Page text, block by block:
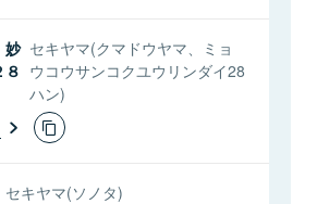
妙 セキヤマ(クマドウヤマ、ミョ
ウコウサンコクユウリンダイ28
ハン)
セキヤマ(ソノタ)